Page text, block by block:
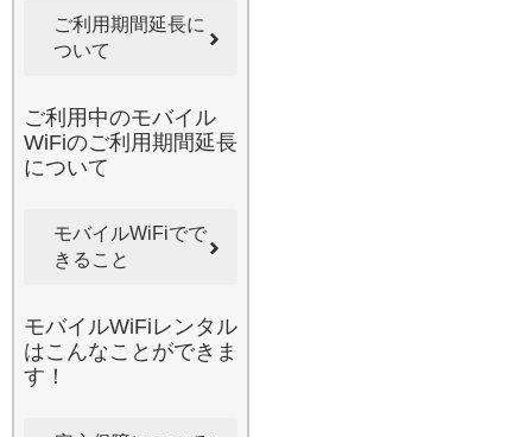
ービスを利用すれば、日本
国内のあらゆる場所があな
たのオフィスやシアターに
移動の車内でも、重要なメ
ールのチェックや大容量デ
ータの閲覧、SNSの更新が
通信網を利用しており、地
方への出張や山間部の観光
発揮いたします。最近の時
事ニュースでも、ワーケー
ションが注目されています
が、旅先でのビデオ会議も
ご利用期間延長に
ついて
ご利用中のモバイル
WiFiのご利用期間延長
について
モバイルWiFiでで
きること
モバイルWiFiレンタル
はこんなことができま
す！